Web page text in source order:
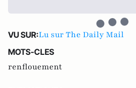
VU SUR:Lu sur The Daily Mail
MOTS-CLES
renflouement